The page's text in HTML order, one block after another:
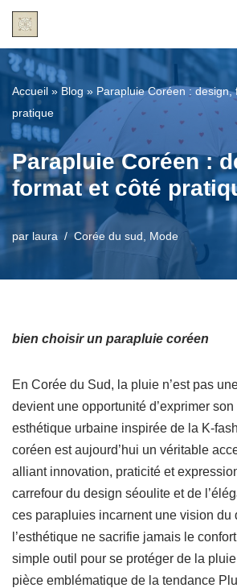
au
contenu
Accueil » Blog » Parapluie Coréen : design,
pratique
Parapluie Coréen :
format et côté
par laura Corée du sud Mode
bien choisir un parapluie coréen
En Corée du Sud, la pluie n’est pas
devient une opportunité d’exprimer
esthétique urbaine inspirée de la K-
coréen est aujourd’hui un véritable
alliant innovation, praticité et
carrefour du design séoulite et de
ces parapluies incarnent une vision du
l’esthétique ne sacrifie jamais le
simple outil pour se protéger de la
pièce emblématique de la tendance